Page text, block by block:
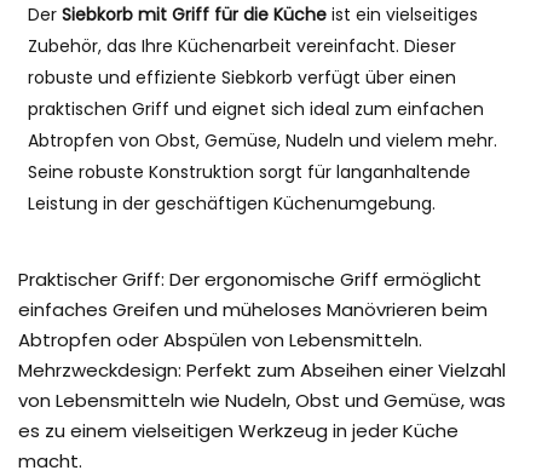
DerSiebkorb mit Griff für die Küche ist ein vielseitiges
Zubehör, das Ihre Küchenarbeit vereinfacht. Dieser
robuste und effiziente Siebkorb verfügt über einen
praktischen Griff und eignet sich ideal zum einfachen
Abtropfen von Obst, Gemüse, Nudeln und vielem mehr.
Seine robuste Konstruktion sorgt für langanhaltende
Leistung in der geschäftigen Küchenumgebung.
Praktischer Griff: Der ergonomische Griff ermöglicht
einfaches Greifen und müheloses Manövrieren beim
Abtropfen oder Abspülen von Lebensmitteln.
Mehrzweckdesign: Perfekt zum Abseihen einer Vielzahl
von Lebensmitteln wie Nudeln, Obst und Gemüse, was
es zu einem vielseitigen Werkzeug in jeder Küche
macht.